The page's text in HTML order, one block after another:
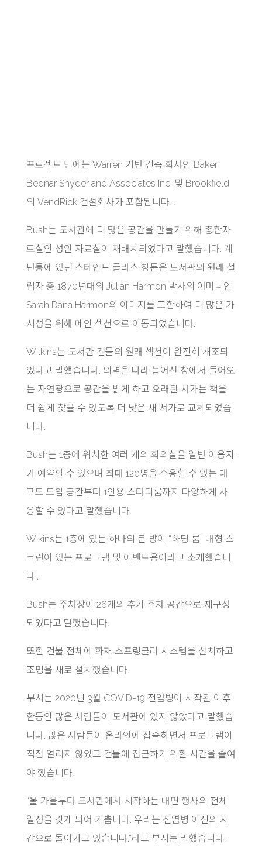
프로젝트 팀에는 Warren 기반 건축 회사인 Baker
Bednar Snyder and Associates Inc. 및 Brookfield
의 VendRick 건설회사가 포함됩니다. .
Bush는 도서관에 더 많은 공간을 만들기 위해 종합자
료실인 성인 자료실이 재배치되었다고 말했습니다. 계
단통에 있던 스테인드 글라스 창문은 도서관의 원래 설
립자 중 1870년대의 Julian Harmon 박사의 어머니인
Sarah Dana Harmon의 이미지를 포함하여 더 많은 가
시성을 위해 메인 섹션으로 이동되었습니다..
Wilkins는 도서관 건물의 원래 섹션이 완전히 개조되
었다고 말했습니다. 외벽을 따라 늘어선 창에서 들어오
는 자연광으로 공간을 밝게 하고 오래된 서가는 책을
더 쉽게 찾을 수 있도록 더 낮은 새 서가로 교체되었습
니다.
Bush는 1층에 위치한 여러 개의 회의실을 일반 이용자
가 예약할 수 있으며 최대 120명을 수용할 수 있는 대
규모 모임 공간부터 1인용 스터디룸까지 다양하게 사
용할 수 있다고 말했습니다.
Wikins는 1층에 있는 하나의 큰 방이 “하딩 룸” 대형 스
크린이 있는 프로그램 및 이벤트용이라고 소개했습니
다..
Bush는 주차장이 26개의 추가 주차 공간으로 재구성
되었다고 말했습니다.
또한 건물 전체에 화재 스프링클러 시스템을 설치하고
조명을 새로 설치했습니다.
부시는 2020년 3월 COVID-19 전염병이 시작된 이후
한동안 많은 사람들이 도서관에 있지 않았다고 말했습
니다. 많은 사람들이 온라인에 접속하면서 프로그램이
직접 열리지 않았고 건물에 접근하기 위한 시간을 줄여
야 했습니다.
“올 가을부터 도서관에서 시작하는 대면 행사의 전체
일정을 갖게 되어 기쁩니다. 우리는 전염병 이전의 시
간으로 돌아가고 있습니다.”라고 부시는 말했습니다.